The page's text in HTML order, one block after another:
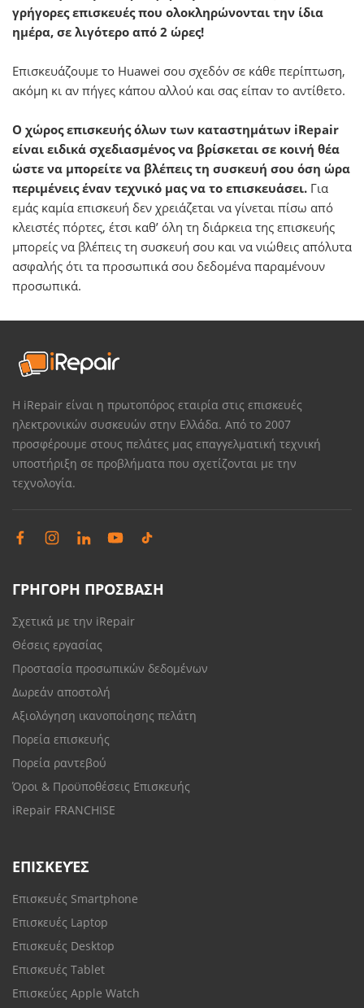
γρήγορες επισκευές που ολοκληρώνονται την ίδια
ημέρα, σε λιγότερο από 2 ώρες!
Επισκευάζουμε το Huawei σου σχεδόν σε κάθε περίπτωση,
ακόμη κι αν πήγες κάπου αλλού και σας είπαν το αντίθετο.
Ο χώρος επισκευής όλων των καταστημάτων iRepair
είναι ειδικά σχεδιασμένος να βρίσκεται σε κοινή θέα
ώστε να μπορείτε να βλέπεις τη συσκευή σου όση ώρα
περιμένεις έναν τεχνικό μας να το επισκευάσει. Για
εμάς καμία επισκευή δεν χρειάζεται να γίνεται πίσω από
κλειστές πόρτες, έτσι καθ’ όλη τη διάρκεια της επισκευής
μπορείς να βλέπεις τη συσκευή σου και να νιώθεις απόλυτα
ασφαλής ότι τα προσωπικά σου δεδομένα παραμένουν
προσωπικά.
Η iRepair είναι η πρωτοπόρος εταιρία στις επισκευές
ηλεκτρονικών συσκευών στην Ελλάδα. Από το 2007
προσφέρουμε στους πελάτες μας επαγγελματική τεχνική
υποστήριξη σε προβλήματα που σχετίζονται με την
τεχνολογία.
ΓΡΗΓΟΡΗ ΠΡΟΣΒΑΣΗ
Σχετικά με την iRepair
Θέσεις εργασίας
Προστασία προσωπικών δεδομένων
Δωρεάν αποστολή
Αξιολόγηση ικανοποίησης πελάτη
Πορεία επισκευής
Πορεία ραντεβού
Όροι & Προϋποθέσεις Επισκευής
iRepair FRANCHISE
ΕΠΙΣΚΕΥΈΣ
Επισκευές Smartphone
Επισκευές Laptop
Επισκευές Desktop
Επισκευές Tablet
Επισκεύες Apple Watch